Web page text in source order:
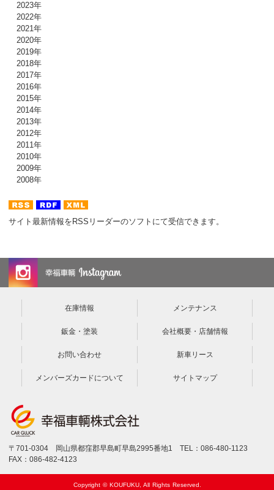
2023年
2022年
2021年
2020年
2019年
2018年
2017年
2016年
2015年
2014年
2013年
2012年
2011年
2010年
2009年
2008年
サイト最新情報をRSSリーダーのソフトにて受信できます。
在庫情報 メンテナンス
鈑金・塗装 会社概要・店舗情報
お問い合わせ 新車リース
メンバーズカードについて サイトマップ
〒701-0304 岡山県都窪郡早島町早島2995番地1 TEL：086-480-1123
FAX：086-482-4123
Copyright © KOUFUKU, All Rights Reserved.